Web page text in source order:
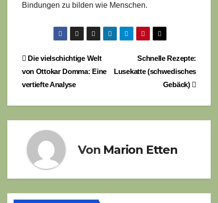
Bindungen zu bilden wie Menschen.
BeitragsnavigationSchnelle Rezepte:
Lusekatte (schwedisches
Gebäck)
Die vielschichtige Welt
von Ottokar Domma: Eine
vertiefte Analyse
Von Marion Etten